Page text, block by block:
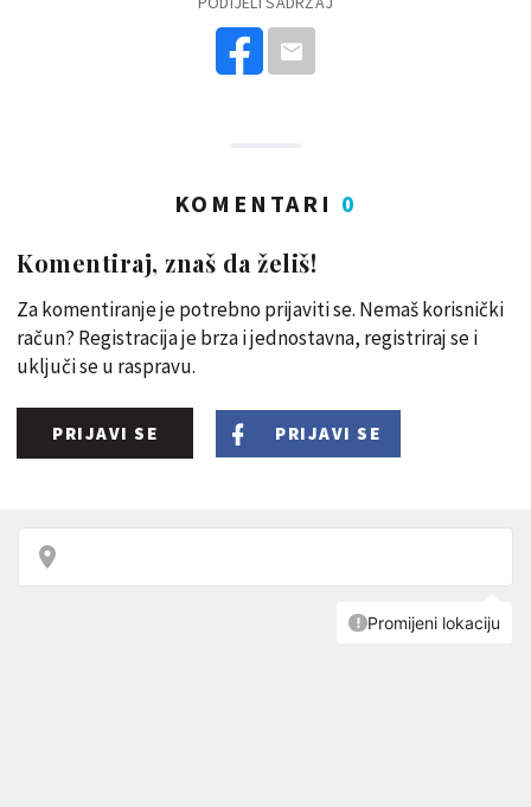
KOMENTARI 0
Komentiraj, znaš da želiš!
Za komentiranje je potrebno prijaviti se. Nemaš korisnički
račun? Registracija je brza i jednostavna, registriraj se i
uključi se u raspravu.
PRIJAVI SE PRIJAVI SE